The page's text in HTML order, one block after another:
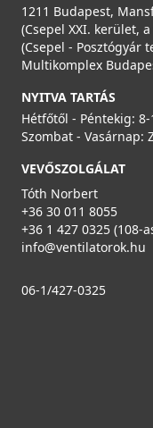
1211 Budapest,
(Csepel XXI. kerület,
(Csepel - Posztógyár
Multikomplex
NYITVA TARTÁS
Hétfőtől - Péntekig:
Szombat - Vasárnap:
VEVŐSZOLGÁLAT
Tóth Norbert
+36 30 011 8055
+36 1 427 0325 (108-
info@ventilatorok.hu
06-1/427-0325